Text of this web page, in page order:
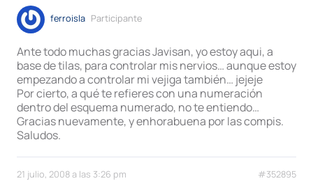
ferroisla Participante
Ante todo muchas gracias Javisan, yo estoy aqui, a
base de tilas, para controlar mis nervios… aunque estoy
empezando a controlar mi vejiga también… jejeje
Por cierto, a qué te refieres con una numeración
dentro del esquema numerado, no te entiendo…
Gracias nuevamente, y enhorabuena por las compis.
Saludos.
21 julio, 2008 a las 3:26 pm #352895